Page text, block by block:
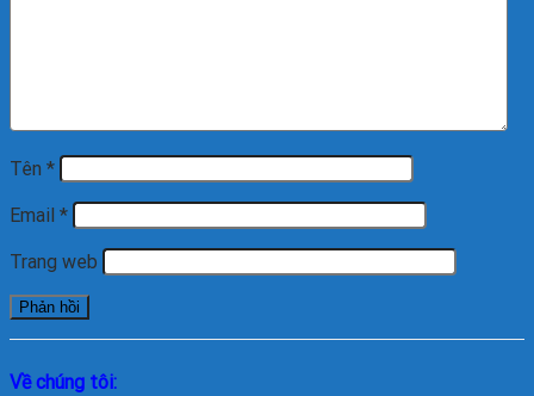
Tên *
Email *
Trang web
Về chúng tôi: